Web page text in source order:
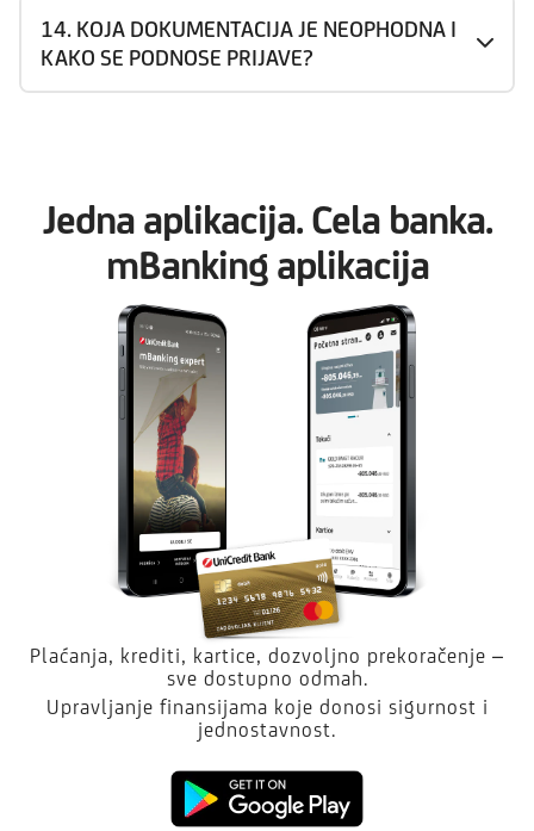
14. KOJA DOKUMENTACIJA JE NEOPHODNA I
KAKO SE PODNOSE PRIJAVE?
Jedna aplikacija. Cela banka.
mBanking aplikacija
Plaćanja, krediti, kartice, dozvoljno prekoračenje –
sve dostupno odmah.
Upravljanje finansijama koje donosi sigurnost i
jednostavnost.
Kliknite